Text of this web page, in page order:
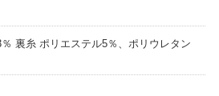
裏糸 ポリエステル5％、ポリウレタン